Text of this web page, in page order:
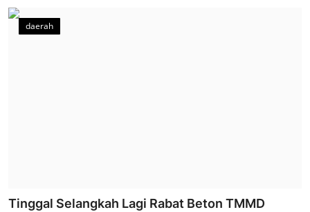
daerah
Tinggal Selangkah Lagi Rabat Beton TMMD